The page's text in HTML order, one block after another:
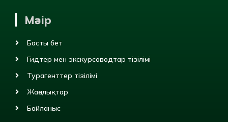
Мәзір
Басты бет
Гидтер мен экскурсоводтар тізілімі
Турагенттер тізілімі
Жаңалықтар
Байланыс